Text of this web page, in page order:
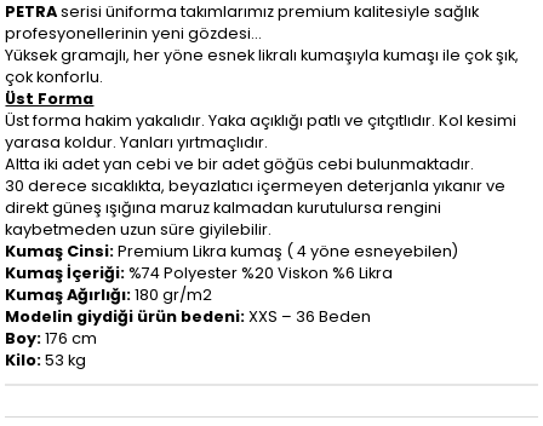
PETRAserisi üniforma takımlarımız premium kalitesiyle sağlık
profesyonellerinin yeni gözdesi…
Yüksek gramajlı, her yöne esnek likralı kumaşıyla kumaşı ile çok şık,
çok konforlu.
Üst Forma
Üst forma hakim yakalıdır. Yaka açıklığı patlı ve çıtçıtlıdır. Kol kesimi
yarasa koldur. Yanları yırtmaçlıdır.
Altta iki adet yan cebi ve bir adet göğüs cebi bulunmaktadır.
30 derece sıcaklıkta, beyazlatıcı içermeyen deterjanla yıkanır ve
direkt güneş ışığına maruz kalmadan kurutulursa rengini
kaybetmeden uzun süre giyilebilir.
Kumaş Cinsi:Premium Likra kumaş ( 4 yöne esneyebilen)
Kumaş İçeriği:%74 Polyester %20 Viskon %6 Likra
Kumaş Ağırlığı:180 gr/m2
Modelin giydiği ürün bedeni:XXS – 36 Beden
Boy:176 cm
Kilo:53 kg